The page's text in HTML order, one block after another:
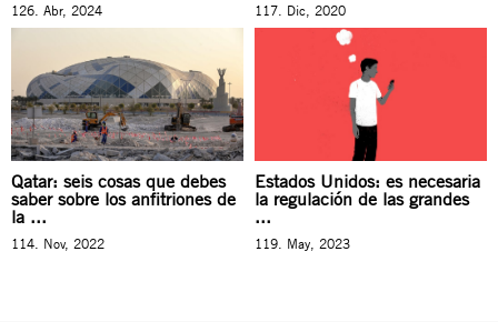
126. Abr, 2024 117. Dic, 2020
Qatar: seis cosas que debes
saber sobre los anfitriones de
la ...
114. Nov, 2022
Estados Unidos: es necesaria
la regulación de las grandes
...
119. May, 2023